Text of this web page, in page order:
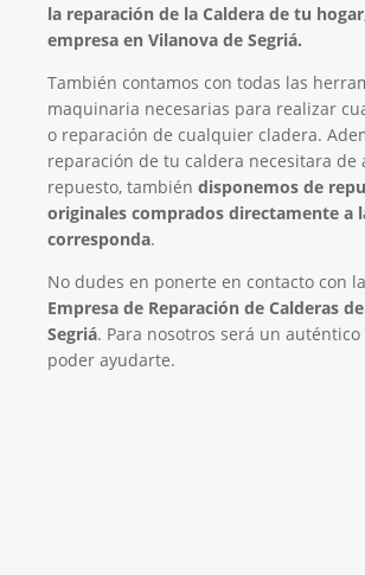
la reparación de la Caldera de tu
empresa en Vilanova de Segriá.
También contamos con todas las
maquinaria necesarias para realizar
o reparación de cualquier cladera.
reparación de tu caldera necesitara de
repuesto, también disponemos de
originales comprados directamente a
corresponda.
No dudes en ponerte en contacto con
Empresa de Reparación de Calderas
Segriá. Para nosotros será un
poder ayudarte.